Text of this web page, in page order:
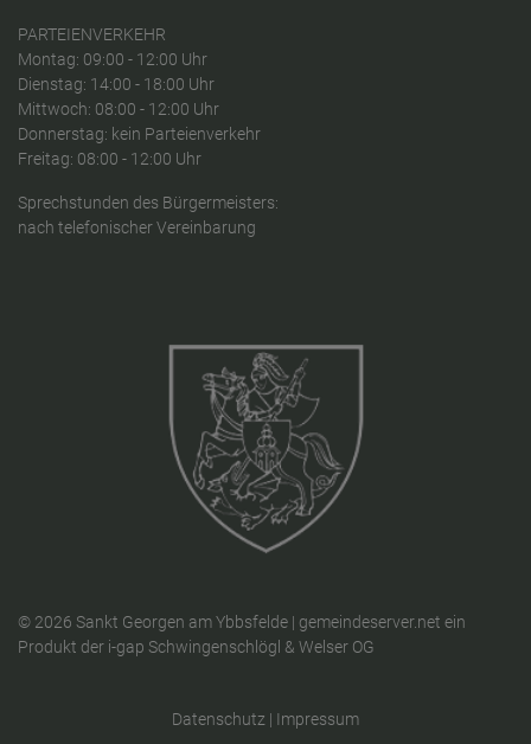
PARTEIENVERKEHR
Montag: 09:00 - 12:00 Uhr
Dienstag: 14:00 - 18:00 Uhr
Mittwoch: 08:00 - 12:00 Uhr
Donnerstag: kein Parteienverkehr
Freitag: 08:00 - 12:00 Uhr
Sprechstunden des Bürgermeisters:
nach telefonischer Vereinbarung
© 2026 Sankt Georgen am Ybbsfelde | gemeindeserver.net ein
Produkt der i-gap Schwingenschlögl & Welser OG
Datenschutz | Impressum